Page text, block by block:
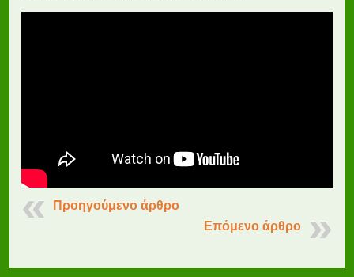
Προηγούμενο άρθρο
Επόμενο άρθρο